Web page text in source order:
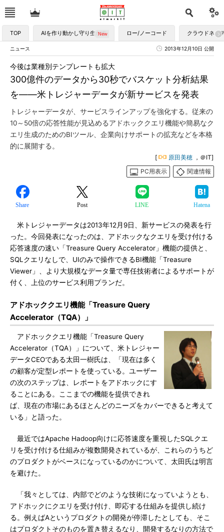
TOP AIを作り動かし守り生かす ロー/ノーコード クラウドネイ
ニュース 2013年12月10日 公開
300億件のデータから30秒でバスケット分析結果
を――米トレジャーデータが新サービスを発表
今後は業種別テンプレートも拡大
トレジャーデータが、サービスラインアップを強化する。従来の
10～50倍の応答性能が見込めるアドホッククエリ機能や簡易なク
エリ生成のためのBIツール、企業向けサポートの拡充などを本格
的に展開する。
[ 原田美穂 ，＠IT]
PC用表示
関連情報
Share Post LINE Hatena
米トレジャーデータは2013年12月9日、新サービスの発表を行
った。今回発表になったのは、アドホックなクエリを受け付ける
応答速度の速い「Treasure Query Accelerator」機能の提供と、
SQLクエリなしで、UIのみで操作できるBI機能「Treasure
Viewer」、より大規模なデータ量で専任技術者によるサポートが
付く、上位のサービス利用プランだ。
アドホッククエリ機能「Treasure Query
Accelerator（TQA）」
アドホッククエリ機能「Treasure Query
Accelerator（TQA）」について、米トレジャー
データCEOである太田一樹氏は、「現在は多く
の顧客が定型レポートを使っている。ユーザー
の次のステップは、レポートをアドホックにす
ることにある。ここまでの機能を提供できれ
ば、現在の市場にあるほとんどのニーズをカバーできると考えて
いる」と語った。
最近ではApache Hadoop向けに応答速度を重視したSQLクエ
リを受け付ける仕組みが複数開発されているが、これらのうちど
のプロダクトがベースになっているのかについて、太田氏は明言
を避けた。
「我々としては、内部でどのような技術になっていようとも、
アドホックにクエリを受け付け、即応する仕組みを提供し続け
る。例えばAというプロダクトの開発が停滞したとしても、そこ
はプロダクトそのものを置き替えるなり、開発するなりの方法で